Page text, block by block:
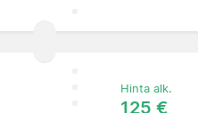
Hinta alk.
125 €